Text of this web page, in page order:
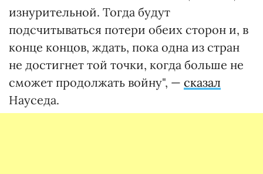
изнурительной. Тогда будут
подсчитываться потери обеих сторон и, в
конце концов, ждать, пока одна из стран
не достигнет той точки, когда больше не
сможет продолжать войну", — сказал
Науседа.